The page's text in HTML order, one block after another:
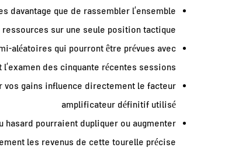
que de rassembler l’ensemble
ressources sur une seule position tactique
aléatoires qui pourront être prévues avec
l’examen des cinquante récentes sessions
gains influence directement le facteur
amplificateur définitif utilisé
pourraient dupliquer ou augmenter
les revenus de cette tourelle précise